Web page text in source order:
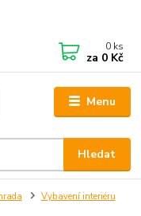
Menu
Hledat
0 ks
za 0 Kč
Vybavení interiéru